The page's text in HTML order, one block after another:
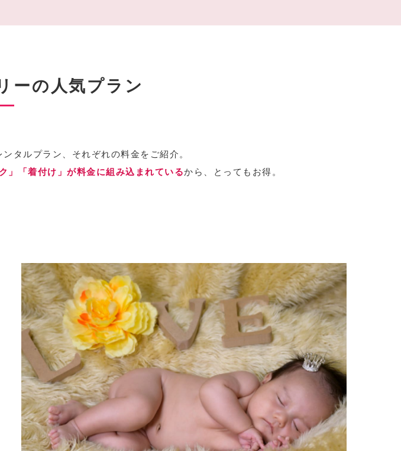
ーの人気プラン
タルプラン、それぞれの料金をご紹介。
」「着付け」が料金に組み込まれているから、とってもお得。